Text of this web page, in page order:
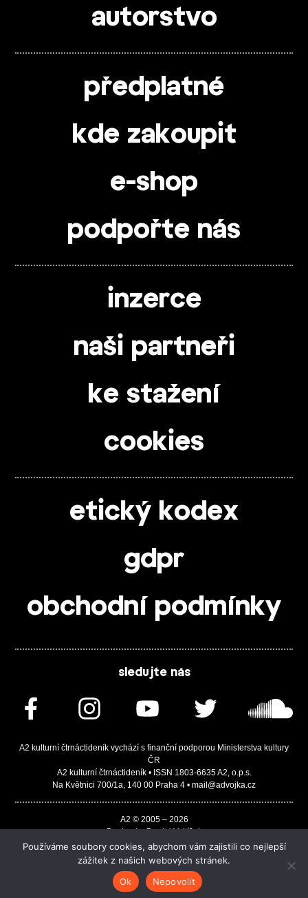
autorstvo
předplatné
kde zakoupit
e-shop
podpořte nás
inzerce
naši partneři
ke stažení
cookies
etický kodex
gdpr
obchodní podmínky
sledujte nás
A2 kulturní čtrnáctideník vychází s finanční podporou Ministerstva kultury
ČR
A2 kulturní čtrnáctideník • ISSN 1803-6635 A2, o.p.s.
Na Květnici 700/1a, 140 00 Praha 4 • mail@advojka.cz
A2 © 2005 – 2026
Design by Daniel Vojtíšek
Built by JASA-IT & ChSoft
Používáme soubory cookies, abychom vám zajistili co nejlepší
zážitek z našich webových stránek.
Ok
Nepovolit